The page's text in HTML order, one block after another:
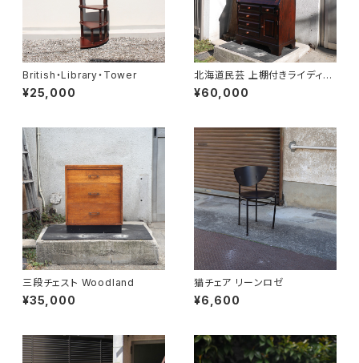
British・Library・Tower
¥25,000
北海道民芸 上棚付きライディン
グビューロー
¥60,000
三段チェスト Woodland
¥35,000
猫チェア リーンロゼ
¥6,600